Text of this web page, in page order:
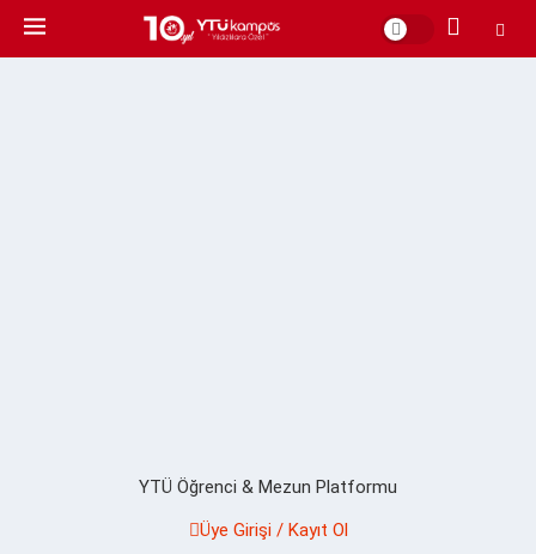
YTÜ Öğrenci & Mezun Platformu
Üye Girişi / Kayıt Ol